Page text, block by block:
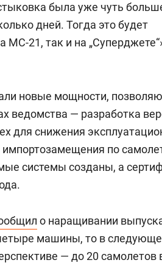
была уже чуть
дней. Тогда это будет
МС-21, так и на
новые мощности,
ведомства — разработка
для снижения
по
системы созданы, а
о наращивании
машины, то в
— до 20 самолетов